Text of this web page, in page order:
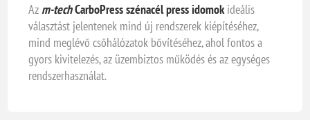
Az m-techCarboPress szénacél press idomokideális
választást jelentenek mind új rendszerek kiépítéséhez,
mind meglévő csőhálózatok bővítéséhez, ahol fontos a
gyors kivitelezés, az üzembiztos működés és az egységes
rendszerhasználat.